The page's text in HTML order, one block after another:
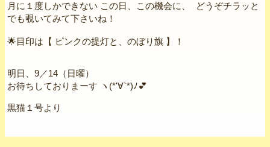
月に１度しかできない この日、この機会に、 どうぞチラッと
でも覗いてみて下さいね！
🌟目印は【 ピンクの提灯と、のぼり旗 】！
明日、9／14（日曜）
お待ちしておりまーす ヽ(*'∀`*)ﾉ💕
黒猫１号より